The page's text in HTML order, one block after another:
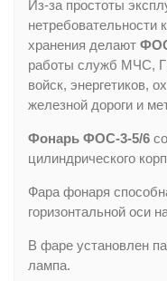
Из-за простоты
нетребовательности
хранения делают
работы служб МЧС,
войск, энергетиков,
железной дороги и
Фонарь ФОС-3-5/6
цилиндрического
Фара фонаря
горизонтальной оси
В фаре установлен
лампа.